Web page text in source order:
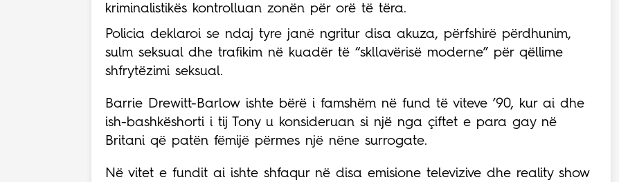
kriminalistikës kontrolluan zonën për orë të tëra.
Policia deklaroi se ndaj tyre janë ngritur disa akuza, përfshirë përdhunim,
sulm seksual dhe trafikim në kuadër të “skllavërisë moderne” për qëllime
shfrytëzimi seksual.
Barrie Drewitt-Barlow ishte bërë i famshëm në fund të viteve ’90, kur ai dhe
ish-bashkëshorti i tij Tony u konsideruan si një nga çiftet e para gay në
Britani që patën fëmijë përmes një nëne surrogate.
Në vitet e fundit ai ishte shfaqur në disa emisione televizive dhe reality show